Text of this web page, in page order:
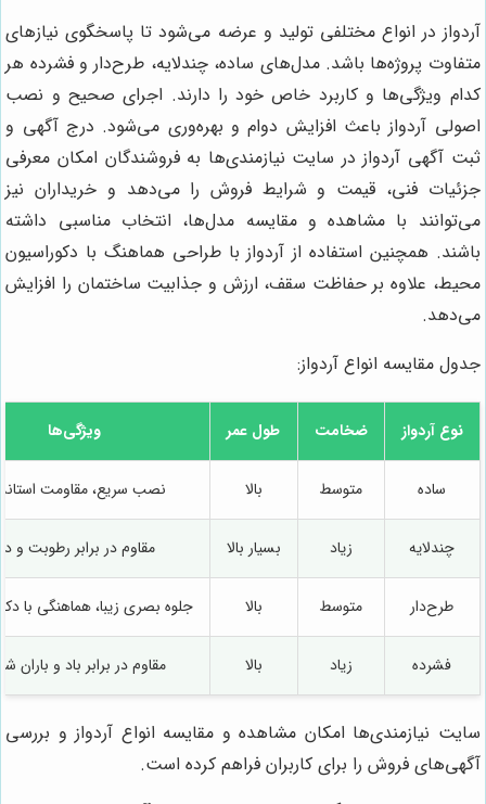
آردواز در انواع مختلفی تولید و عرضه می‌شود تا پاسخگوی نیازهای
متفاوت پروژه‌ها باشد. مدل‌های ساده، چندلایه، طرح‌دار و فشرده هر
کدام ویژگی‌ها و کاربرد خاص خود را دارند. اجرای صحیح و نصب
اصولی آردواز باعث افزایش دوام و بهره‌وری می‌شود. درج آگهی و
ثبت آگهی آردواز در سایت نیازمندی‌ها به فروشندگان امکان معرفی
جزئیات فنی، قیمت و شرایط فروش را می‌دهد و خریداران نیز
می‌توانند با مشاهده و مقایسه مدل‌ها، انتخاب مناسبی داشته
باشند. همچنین استفاده از آردواز با طراحی هماهنگ با دکوراسیون
محیط، علاوه بر حفاظت سقف، ارزش و جذابیت ساختمان را افزایش
می‌دهد.
جدول مقایسه انواع آردواز:
نوع آردواز ضخامت طول عمر ویژگی‌ها
ساده متوسط بالا نصب سریع، مقاومت
چندلایه زیاد بسیار بالا مقاوم در برابر رطوبت و
طرح‌دار متوسط بالا جلوه بصری زیبا، هماهنگی با
فشرده زیاد بالا مقاوم در برابر باد و باران
سایت نیازمندی‌ها امکان مشاهده و مقایسه انواع آردواز و بررسی
آگهی‌های فروش را برای کاربران فراهم کرده است.